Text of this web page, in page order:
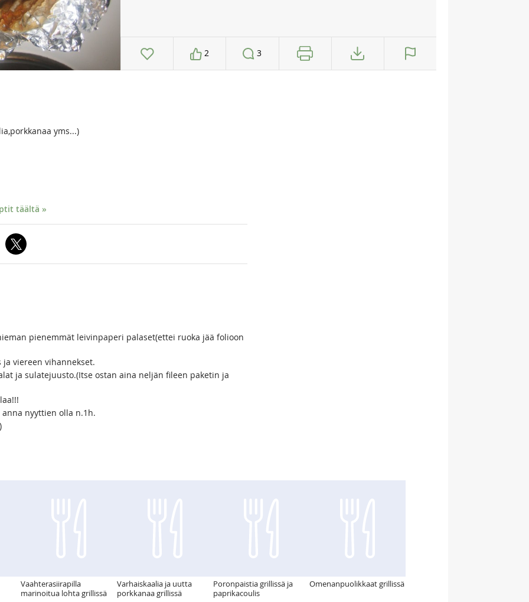
2 3
yms...)
täältä »
pienemmät leivinpaperi palaset(ettei ruoka jää folioon
viereen vihannekset.
ja sulatejuusto.(Itse ostan aina neljän fileen paketin ja
nyyttien olla n.1h.
Vaahterasiirapilla
marinoitua lohta grillissä
Varhaiskaalia ja uutta
porkkanaa grillissä
Poronpaistia grillissä ja
paprikacoulis
Omenanpuolikkaat grillissä